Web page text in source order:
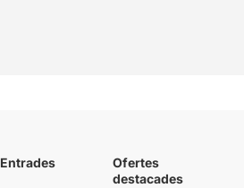
Entrades
Ofertes
destacades